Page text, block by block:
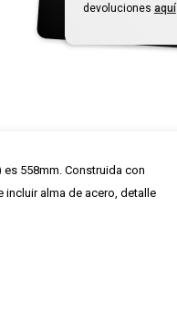
devoluciones aquí
558mm. Construida con
incluir alma de acero, detalle